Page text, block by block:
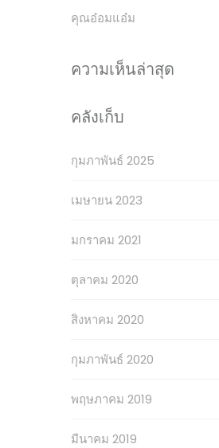
คุณอ๋อมแอ๋ม
ความเห็นล่าสุด
คลังเก็บ
กุมภาพันธ์ 2025
เมษายน 2023
มกราคม 2021
ตุลาคม 2020
สิงหาคม 2020
กุมภาพันธ์ 2020
พฤษภาคม 2019
มีนาคม 2019